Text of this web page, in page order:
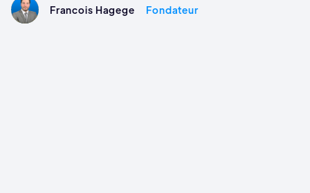
Francois Hagege Fondateur